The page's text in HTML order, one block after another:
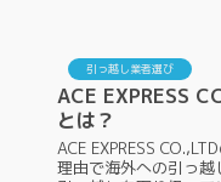
引っ越し業者選び
ACE EXPRESS
とは？
ACE EXPRESS
理由で海外への引っ